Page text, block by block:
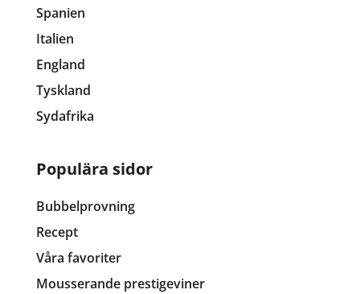
Spanien
Italien
England
Tyskland
Sydafrika
Populära sidor
Bubbelprovning
Recept
Våra favoriter
Mousserande prestigeviner